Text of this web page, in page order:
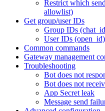
Restrict which
allowlist)
Get group/user IDs
Group IDs
User IDs (open_id)
Common commands
Gateway management
Troubleshooting
Bot does not
Bot does not
App Secret leak
Message send